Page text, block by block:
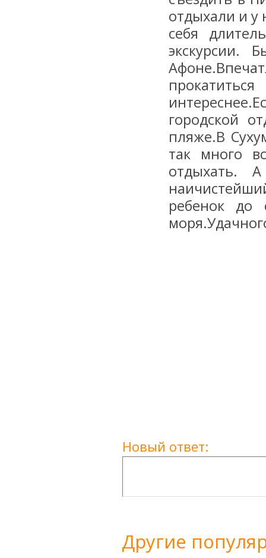
отдыхали и у
себя
городской
пляже.В
так много
отдыхать.
ребенок до
Новый ответ:
Другие